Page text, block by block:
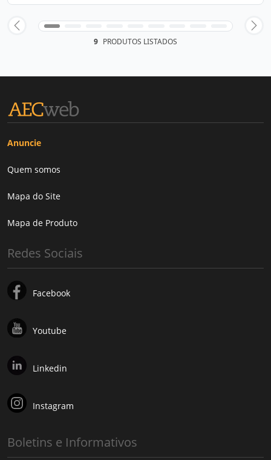
9 PRODUTOS LISTADOS
Anuncie
Quem somos
Mapa do Site
Mapa de Produto
Redes Sociais
Facebook
Youtube
Linkedin
Instagram
Boletins e Informativos